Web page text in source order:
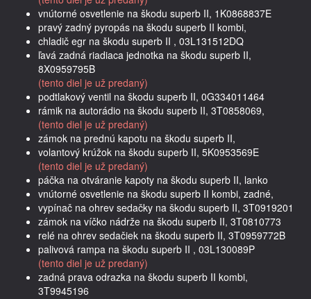
vnútorné osvetlenie na škodu superb II, 1K0868837E
pravý zadný pyropás na škodu superb II kombi,
chladič egr na škodu superb II , 03L131512DQ
ľavá zadná riadiaca jednotka na škodu superb II,
8X0959795B
(tento diel je už predaný)
podtlakový ventil na škodu superb II, 0G334011464
rámik na autorádio na škodu superb II, 3T0858069,
(tento diel je už predaný)
zámok na prednú kapotu na škodu superb II,
volantový krúžok na škodu superb II, 5K0953569E
(tento diel je už predaný)
páčka na otváranie kapoty na škodu superb II, lanko
vnútorné osvetlenie na škodu superb II kombi, zadné,
vypínač na ohrev sedačky na škodu superb II, 3T0919201
zámok na víčko nádrže na škodu superb II, 3T0810773
relé na ohrev sedačiek na škodu superb II, 3T0959772B
palivová rampa na škodu superb II , 03L130089P
(tento diel je už predaný)
zadná prava odrazka na škodu superb II kombi,
3T9945196